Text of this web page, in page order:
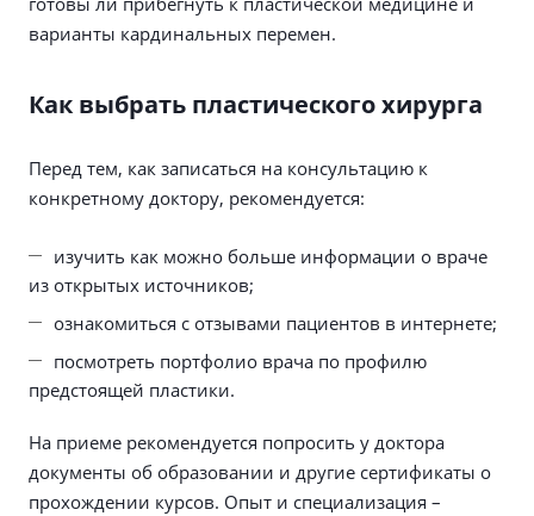
варианты кардинальных перемен.
Как выбрать пластического хирурга
Перед тем, как записаться на консультацию к
конкретному доктору, рекомендуется:
изучить как можно больше информации о враче
из открытых источников;
ознакомиться с отзывами пациентов в интернете;
посмотреть портфолио врача по профилю
предстоящей пластики.
На приеме рекомендуется попросить у доктора
документы об образовании и другие сертификаты о
прохождении курсов. Опыт и специализация –